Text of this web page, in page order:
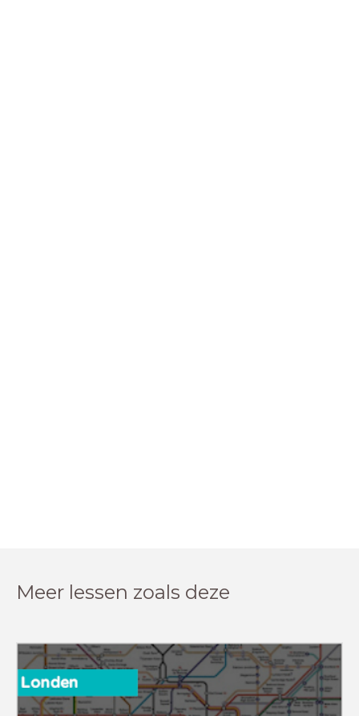
Meer lessen zoals deze